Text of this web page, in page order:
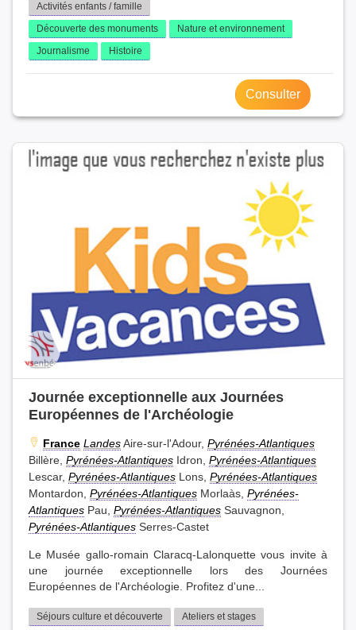
Activités enfants / famille
Découverte des monuments
Nature et environnement
Journalisme
Histoire
Consulter
Journée exceptionnelle aux Journées
Européennes de l'Archéologie
France LandesAire-sur-l'Adour, Pyrénées-Atlantiques
Billère, Pyrénées-Atlantiques Idron, Pyrénées-Atlantiques
Lescar, Pyrénées-Atlantiques Lons, Pyrénées-Atlantiques
Montardon, Pyrénées-Atlantiques Morlaàs, Pyrénées-
Atlantiques Pau, Pyrénées-Atlantiques Sauvagnon,
Pyrénées-Atlantiques Serres-Castet
Le Musée gallo-romain Claracq-Lalonquette vous invite à
une journée exceptionnelle lors des Journées
Européennes de l'Archéologie. Profitez d'une...
Séjours culture et découverte
Ateliers et stages